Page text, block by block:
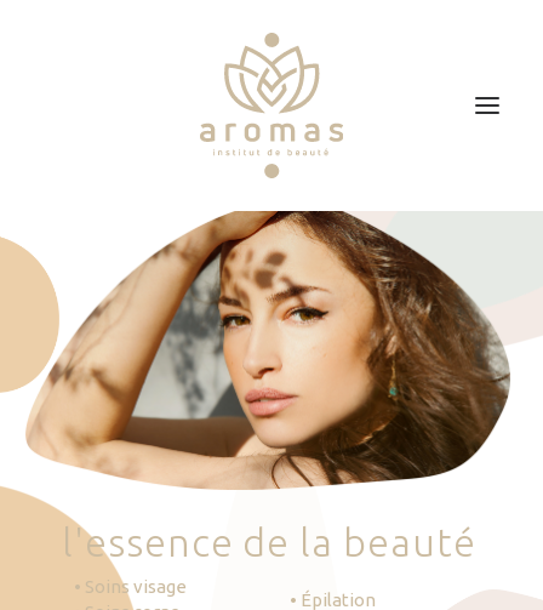
Soins
Je veux faire un bon cadeau
Plan d’accès
Prendre RDV
'essence de la beauté
• Soins visage
• Épilation